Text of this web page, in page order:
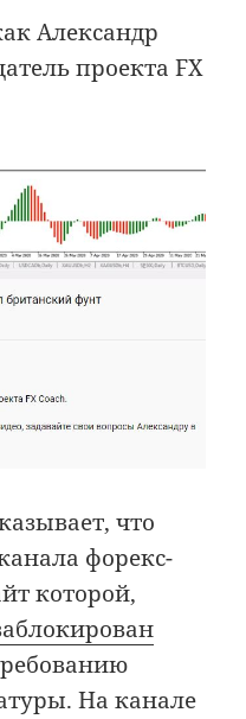
Александр
проекта FX
что
форекс-
которой,
На канале